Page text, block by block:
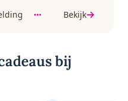
Bekijk
bij